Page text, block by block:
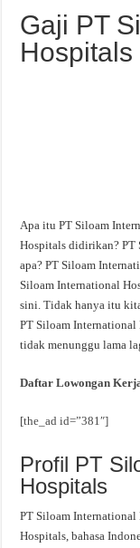
Gaji PT
Hospitals
Apa itu PT Siloam
Hospitals didirikan? PT
apa? PT Siloam
Siloam International
sini. Tidak hanya itu
PT Siloam International
tidak menunggu lama
Daftar Lowongan
[the_ad id=”381″]
Profil PT
Hospitals
PT Siloam International
Hospitals, bahasa